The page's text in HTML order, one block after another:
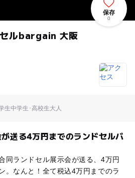
ルbargain 大阪
保存
0
生中学生･高校生大人
送る4万円までのランドセルバ
同ランドセル展示会が送る、4万円
。なんと！全て税込4万円までのラ